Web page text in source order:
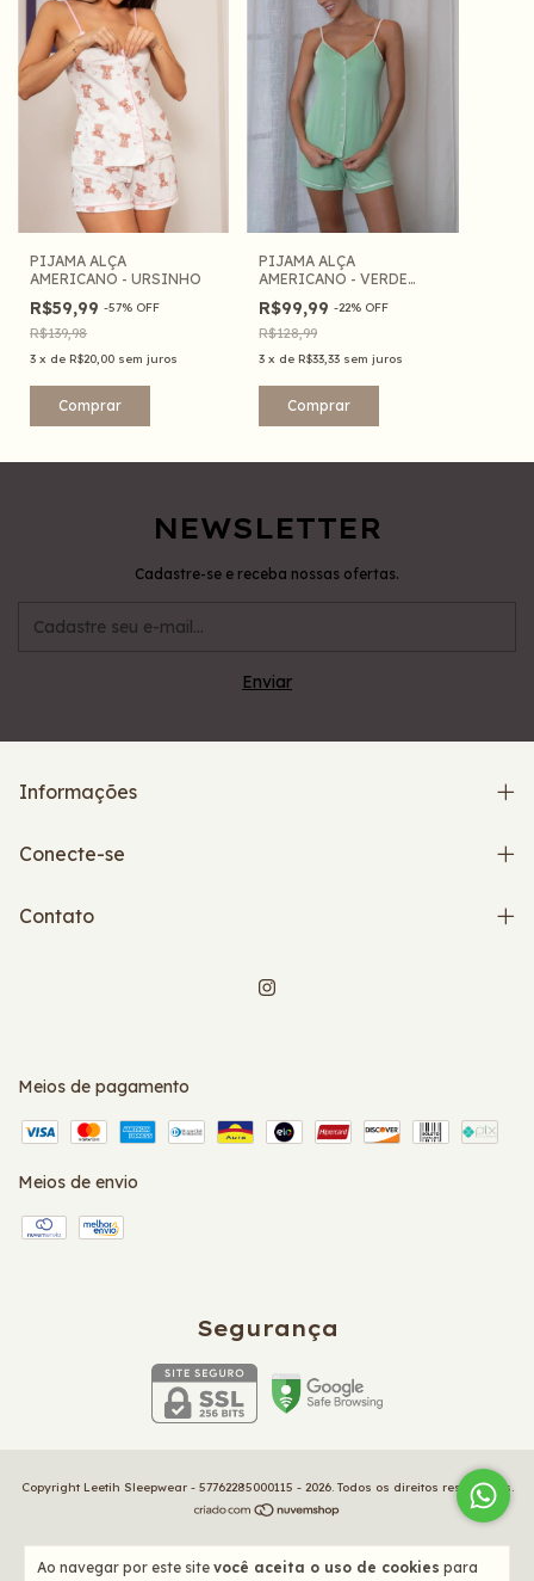
Ao navegar por este site você aceita o uso de cookies para
PIJAMA ALÇA
AMERICANO - URSINHO
R$59,99 -57% OFF
R$139,98
3 x de R$20,00 sem juros
Comprar
PIJAMA ALÇA
AMERICANO - VERDE
CLARO
R$99,99-22% OFF
R$128,99
3 x de R$33,33 sem juros
Comprar
NEWSLETTER
Cadastre-se e receba nossas ofertas.
Informações
Conecte-se
Contato
Meios de pagamento
Meios de envio
Segurança
Copyright Leetih Sleepwear - 57762285000115 - 2026. Todos os direitos reservados.